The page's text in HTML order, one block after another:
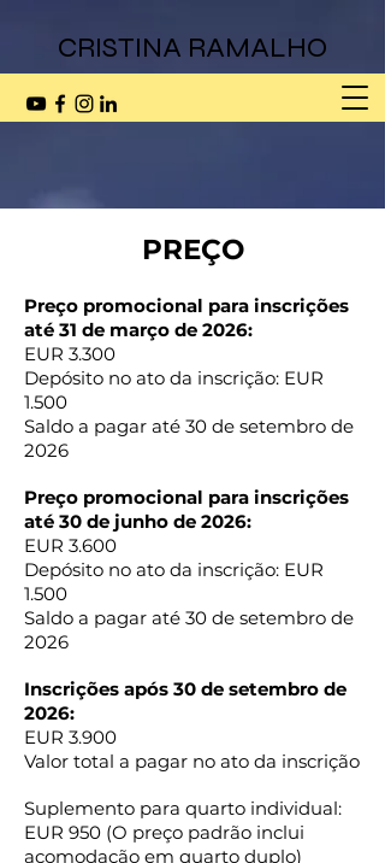
CRISTINA RAMALHO
PREÇO
Preço promocional para inscrições
até 31 de março de 2026:
EUR 3.300
Depósito no ato da inscrição: EUR
1.500
Saldo a pagar até 30 de setembro de
2026
Preço promocional para inscrições
até 30 de junho de 2026:
EUR 3.600
Depósito no ato da inscrição: EUR
1.500
Saldo a pagar até 30 de setembro de
2026
Inscrições após 30 de setembro de
2026:
EUR 3.900
Valor total a pagar no ato da inscrição
Suplemento para quarto individual:
EUR 950 (O preço padrão inclui
acomodação em quarto duplo)